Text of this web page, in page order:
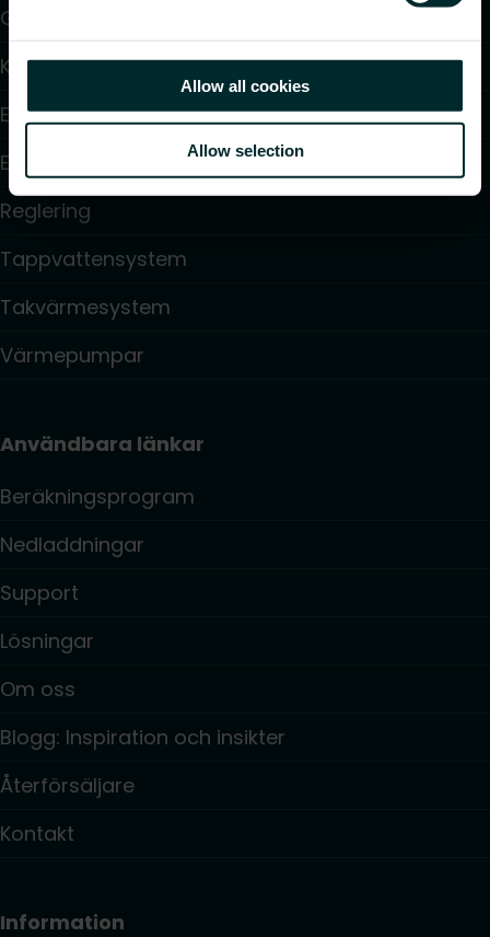
Allow all cookies
Allow selection
Golvvärme och golvkylning
Konvektorer och fläktkonvektorer
Elektrisk uppvärmning
Elektronisk styrning
Reglering
Tappvattensystem
Takvärmesystem
Värmepumpar
Användbara länkar
Beräkningsprogram
Nedladdningar
Support
Lösningar
Om oss
Blogg: Inspiration och insikter
Återförsäljare
Kontakt
Information